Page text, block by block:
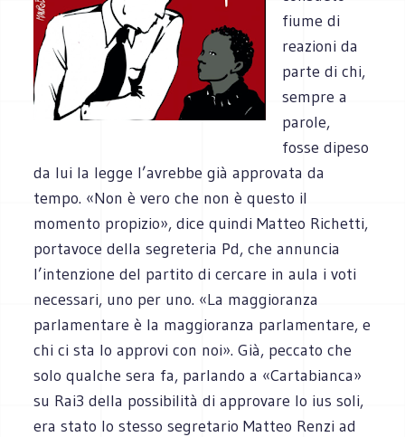
fiume di
reazioni da
parte di chi,
sempre a
parole,
fosse dipeso
da lui la legge l’avrebbe già approvata da
tempo. «Non è vero che non è questo il
momento propizio», dice quindi Matteo Richetti,
portavoce della segreteria Pd, che annuncia
l’intenzione del partito di cercare in aula i voti
necessari, uno per uno. «La maggioranza
parlamentare è la maggioranza parlamentare, e
chi ci sta lo approvi con noi». Già, peccato che
solo qualche sera fa, parlando a «Cartabianca»
su Rai3 della possibilità di approvare lo ius soli,
era stato lo stesso segretario Matteo Renzi ad